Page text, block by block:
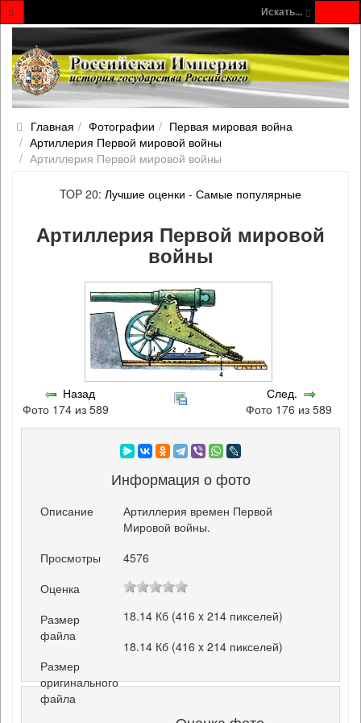
Искать...
Главная Фотографии
Первая мировая война
Артиллерия Первой мировой войны
Артиллерия Первой мировой войны
TOP 20: Лучшие оценки - Самые популярные
Артиллерия Первой мировой
войны
Назад
Фото 174 из 589
След.
Фото 176 из 589
Информация о фото
Описание
Артиллерия времен Первой
Мировой войны.
Просмотры
4576
Оценка
Размер
файла
18.14 Кб (416 x 214 пикселей)
Размер
оригинального
файла
18.14 Кб (416 x 214 пикселей)